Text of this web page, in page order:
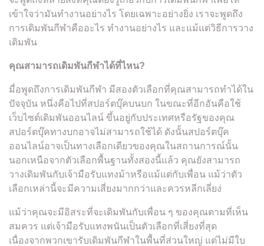
เข้าใจว่ามันทำงานอย่างไร โดยเฉพาะอย่างยิ่ง เราจะพูดถึง
การเดิมพันกีฬาคืออะไร ทำงานอย่างไร และแม้แต่วิธีการวาง
เดิมพัน
คุณสามารถเดิมพันกีฬาได้ที่ไหน?
มื่อพูดถึงการเดิมพันกีฬา มีสองตัวเลือกที่คุณสามารถทำได้ใน
ปัจจุบัน หนึ่งคือไปที่สปอร์ตบุ๊คบนบก ในขณะที่อีกอันคือใช้
เว็บไซต์เดิมพันออนไลน์ ขึ้นอยู่กับประเทศหรือรัฐของคุณ
สปอร์ตบุ๊คทางบกอาจไม่สามารถใช้ได้ ดังนั้นสปอร์ตบุ๊ค
ออนไลน์อาจเป็นทางเลือกเดียวของคุณในสถานการณ์นั้น
นอกเหนือจากตัวเลือกพื้นฐานทั้งสองนี้แล้ว คุณยังสามารถ
วางเดิมพันกับเจ้ามือรับแทงม้าหรือแม้แต่กับเพื่อน แม้ว่าตัว
เลือกเหล่านี้จะมีความเสี่ยงมากกว่าและควรหลีกเลี่ยง่
แม้ว่าคุณจะมีอิสระที่จะเดิมพันกับเพื่อน ๆ ของคุณตามที่เห็น
สมควร แต่เจ้ามือรับแทงพนันเป็นตัวเลือกที่เสี่ยงที่สุด
เนื่องจากพวกเขารับเดิมพันกีฬาในพื้นที่ส่วนใหญ่ แต่ไม่มีใบ